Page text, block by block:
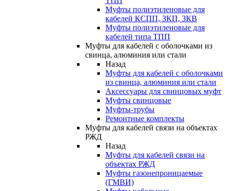
Муфты полиэтиленовые для
кабелей КСПП, ЗКП, ЗКВ
Муфты полиэтиленовые для
кабелей типа ТПП
Муфты для кабелей с оболочками из
свинца, алюминия или стали
Назад
Муфты для кабелей с оболочками
из свинца, алюминия или стали
Аксессуары для свинцовых муфт
Муфты свинцовые
Муфты-трубы
Ремонтные комплекты
Муфты для кабелей связи на объектах
РЖД
Назад
Муфты для кабелей связи на
объектах РЖД
Муфты газонепроницаемые
(ГМВИ)